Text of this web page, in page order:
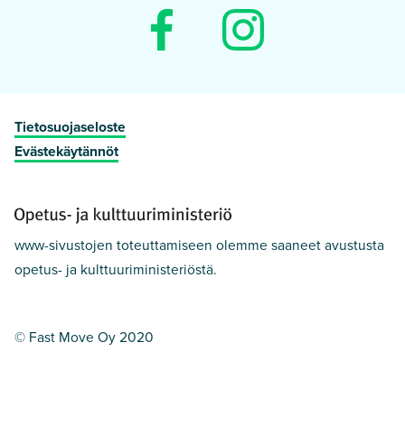
Tietosuojaseloste
Evästekäytännöt
www-sivustojen toteuttamiseen olemme saaneet avustusta
opetus- ja kulttuuriministeriöstä.
© Fast Move Oy 2020